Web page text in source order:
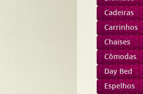
Cadeiras
Carrinhos
Chaises
Cômodas
Day Bed
Espelhos